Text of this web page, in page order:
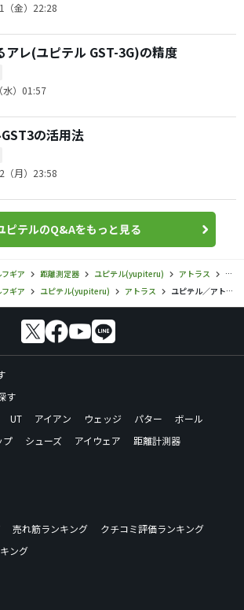
金）22:28
アレ(ユピテル GST-3G)の精度
）01:57
の活用法
月）23:58
ピテルのQ&Aをもっと見る
ギア 距離測定器 ユピテル(yupiteru) アトラス
ユピ
ギア ユピテル(yupiteru) アトラス ユピテル／アトラス／アトラス AGN3000の口コミ評価
す
UT アイアン ウェッジ パター
ボール
プ シューズ アイウェア
距離計測器
売れ筋ランキング
クチコミ評価ランキング
ング